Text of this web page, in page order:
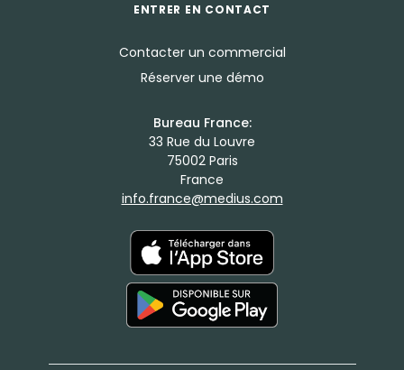
ENTRER EN CONTACT
Contacter un commercial
Réserver une démo
Bureau France:
33 Rue du Louvre
75002 Paris
France
info.france@medius.com